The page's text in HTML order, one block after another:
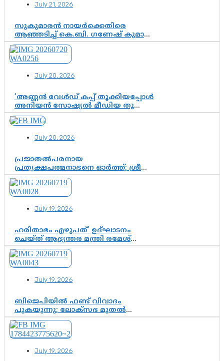
July 21, 2026
സുകുമാരൻ നായർക്കെതിരെ
ആഞ്ഞടിച്ച് കെ.ബി. ഗണേഷ് കുമാർ,
വി.ഡി. സതീശന് പൂർണ പിന്തുണ
July 20, 2026
‘അണ്ണൻ വേൾഡ് കപ്പ് തൂക്കിയപ്പോൾ
അനിയൻ സോഷ്യൽ മീഡിയ തൂക്കി’;
ലാമിൻ യമാലിന്റെ
കിരീടധാരണത്തിനിടെ
ചുണക്കുട്ടൻ
July 20, 2026
പ്രജാതൽപരനായ
പ്രത്യക്ഷപത്മനാഭനെ ഓർത്ത്; ശ്രീ
ചിത്തിര തിരുനാൾ മഹാരാജാവിന്റെ
35-ാം നാടുനീങ്ങൽ ദിനം ഇന്ന്
July 19, 2026
ഹരിതാഭം എഴുപത്’ ഉദ്ഘാടനം
ചെയ്ത് ആഭ്യന്തര മന്ത്രി രമേശ്
ചെന്നിത്തല; ആർ. ഹരികുമാറിന്റെ
സപ്തതി ആഘോഷങ്ങൾക്ക്
പ്രൗഢമായ തുടക്കം
July 19, 2026
ബിജെപിയിൽ ഫണ്ട് വിവാദം
പുകയുന്നു; ലോക്സഭ മുതൽ
നിയമസഭ വരെ 140 മണ്ഡലങ്ങളിലെ
ഫണ്ട് വിനിയോഗം
പരിശോധിക്കുമോ? കേന്ദ്രത്തിനും
ഘടകത്തോട് അതൃപ്തി
July 19, 2026